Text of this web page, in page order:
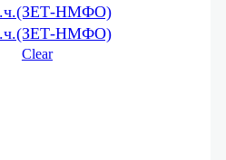
НМФО)
НМФО)
Clear